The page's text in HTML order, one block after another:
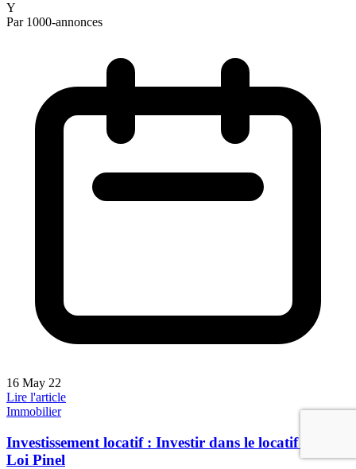
Y
Par 1000-annonces
16 May 22
Lire l'article
Immobilier
Investissement locatif : Investir dans le locatif avec la
Loi Pinel